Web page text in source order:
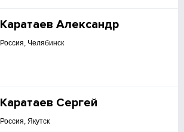
Каратаев Александр
Россия, Челябинск
Каратаев Сергей
Россия, Якутск